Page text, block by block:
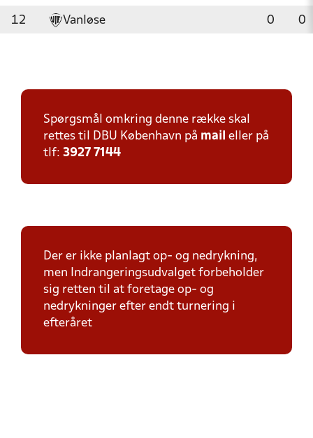
12 Vanløse 0 0
Spørgsmål omkring denne række skal
rettes til DBU København på mail eller på
tlf: 3927 7144
Der er ikke planlagt op- og nedrykning,
men Indrangeringsudvalget forbeholder
sig retten til at foretage op- og
nedrykninger efter endt turnering i
efteråret